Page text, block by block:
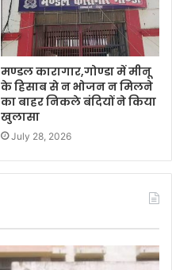
मण्डल कारागार,गोण्डा में मीनू
के हिसाब से न भोजन न मिलने
का बाहर निकले बंदियों ने किया
खुलासा
July 28, 2026